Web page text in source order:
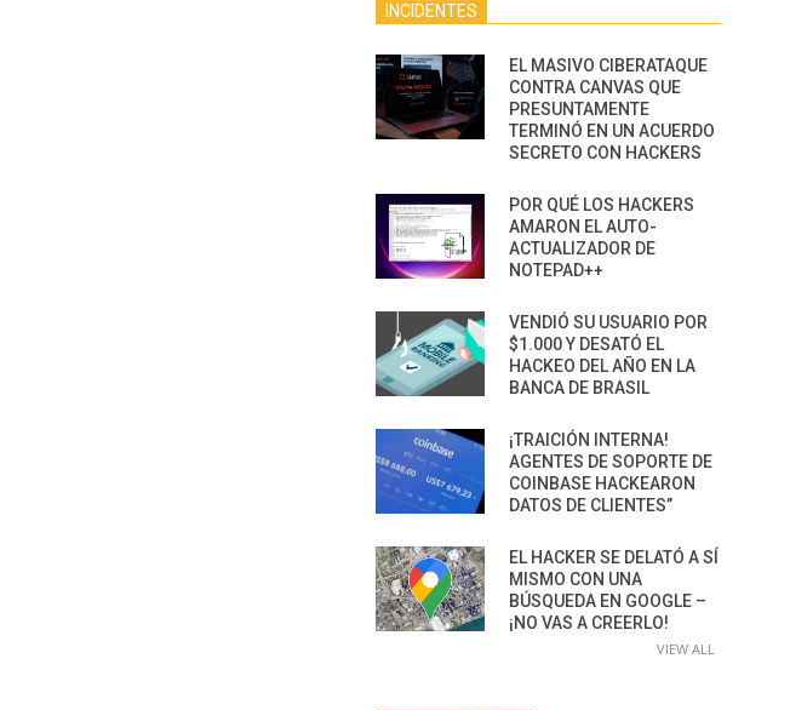
INCIDENTES
EL MASIVO CIBERATAQUE
CONTRA CANVAS QUE
PRESUNTAMENTE
TERMINÓ EN UN ACUERDO
SECRETO CON HACKERS
POR QUÉ LOS HACKERS
AMARON EL AUTO-
ACTUALIZADOR DE
NOTEPAD++
VENDIÓ SU USUARIO POR
$1.000 Y DESATÓ EL
HACKEO DEL AÑO EN LA
BANCA DE BRASIL
¡TRAICIÓN INTERNA!
AGENTES DE SOPORTE DE
COINBASE HACKEARON
DATOS DE CLIENTES”
EL HACKER SE DELATÓ A SÍ
MISMO CON UNA
BÚSQUEDA EN GOOGLE –
¡NO VAS A CREERLO!
VIEW ALL